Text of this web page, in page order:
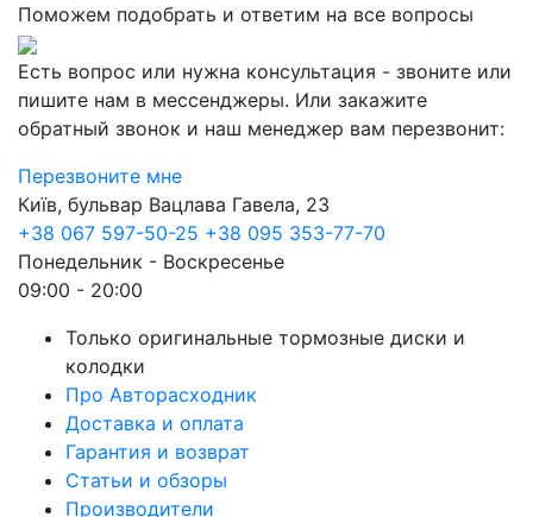
Поможем подобрать и ответим на все вопросы
Есть вопрос или нужна консультация - звоните или
пишите нам в мессенджеры. Или закажите
обратный звонок и наш менеджер вам перезвонит:
Перезвоните мне
Київ, бульвар Вацлава Гавела, 23
+38 067 597-50-25 +38 095 353-77-70
Понедельник - Воскресенье
09:00 - 20:00
Только оригинальные тормозные диски и
колодки
Про Авторасходник
Доставка и оплата
Гарантия и возврат
Статьи и обзоры
Производители